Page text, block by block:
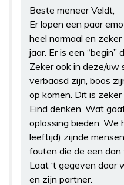
Beste meneer Veldt,
Er lopen een paar
heel normaal en
jaar. Er is een “begin”
Zeker ook in deze/uw
verbaasd zijn, boos
op komen. Dit is
Eind denken. Wat
oplossing bieden.
leeftijd) zijnde
fouten die de een
Laat ‘t gegeven daar
en zijn partner.